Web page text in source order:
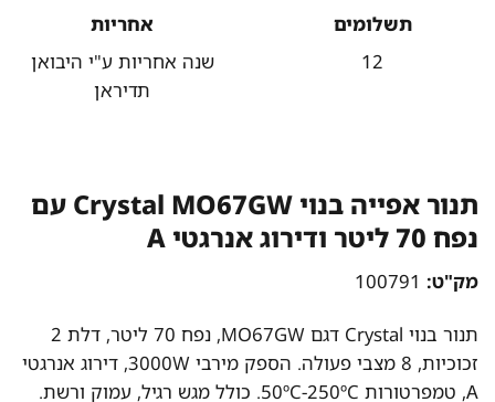
תשלומים
12
אחריות
שנה אחריות ע"י היבואן
תדיראן
תנור אפייה בנוי Crystal MO67GW עם
נפח 70 ליטר ודירוג אנרגטי A
מק"ט:100791
תנור בנוי Crystal דגם MO67GW, נפח 70 ליטר, דלת 2
זכוכיות, 8 מצבי פעולה. הספק מירבי 3000W, דירוג אנרגטי
A, טמפרטורות 50ºC-250ºC. כולל מגש רגיל, עמוק ורשת.